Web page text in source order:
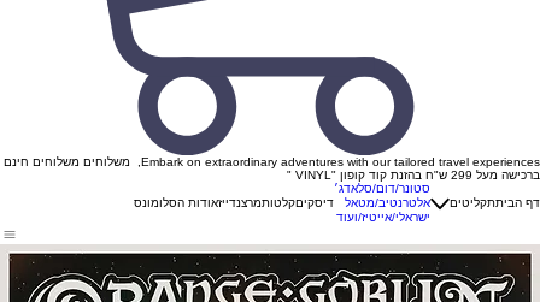
Embark on extraordinary adventures with our tailored travel experiences, משלוחים משלוחים חינם
ברכישה מעל 299 ש"ח בהזנת קוד קופון "VINYL "
דף הביתתקליטים
סטונר/דום/סלאדג׳
אלטרנטיב/מטאל
ישראלי/אייטיז/ועוד
דיסקיםקלטותמרצנדייזאודות הסלומונס